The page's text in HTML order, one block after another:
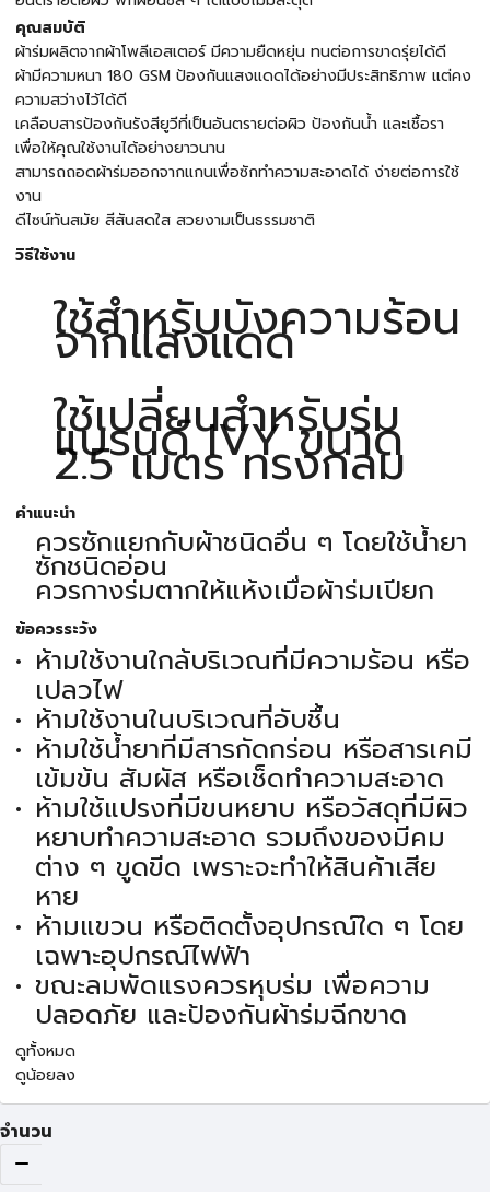
คุณสมบัติ
ผ้าร่มผลิตจากผ้าโพลีเอสเตอร์ มีความยืดหยุ่น ทนต่อการขาดรุ่ยได้ดี
ผ้ามีความหนา 180 GSM ป้องกันแสงแดดได้อย่างมีประสิทธิภาพ แต่คง
ความสว่างไว้ได้ดี
เคลือบสารป้องกันรังสียูวีที่เป็นอันตรายต่อผิว ป้องกันน้ำ และเชื้อรา
เพื่อให้คุณใช้งานได้อย่างยาวนาน
สามารถถอดผ้าร่มออกจากแกนเพื่อซักทำความสะอาดได้ ง่ายต่อการใช้
งาน
ดีไซน์ทันสมัย สีสันสดใส สวยงามเป็นธรรมชาติ
วิธีใช้งาน
ใช้สำหรับบังความร้อน
จากแสงแดด
ใช้เปลี่ยนสำหรับร่ม
แบรนด์ IVY ขนาด
2.5 เมตร ทรงกลม
คำแนะนำ
ควรซักแยกกับผ้าชนิดอื่น ๆ โดยใช้น้ำยา
ซักชนิดอ่อน
ควรกางร่มตากให้แห้งเมื่อผ้าร่มเปียก
ข้อควรระวัง
ห้ามใช้งานใกล้บริเวณที่มีความร้อน หรือ
เปลวไฟ
ห้ามใช้งานในบริเวณที่อับชื้น
ห้ามใช้น้ำยาที่มีสารกัดกร่อน หรือสารเคมี
เข้มข้น สัมผัส หรือเช็ดทำความสะอาด
ห้ามใช้แปรงที่มีขนหยาบ หรือวัสดุที่มีผิว
หยาบทำความสะอาด รวมถึงของมีคม
ต่าง ๆ ขูดขีด เพราะจะทำให้สินค้าเสีย
หาย
ห้ามแขวน หรือติดตั้งอุปกรณ์ใด ๆ โดย
เฉพาะอุปกรณ์ไฟฟ้า
ขณะลมพัดแรงควรหุบร่ม เพื่อความ
ปลอดภัย และป้องกันผ้าร่มฉีกขาด
ดูทั้งหมด
ดูน้อยลง
จำนวน